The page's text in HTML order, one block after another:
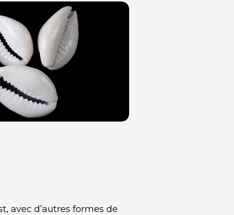
avec d’autres formes de